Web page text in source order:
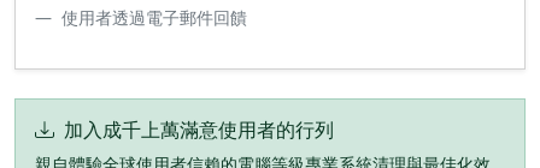
使用者透過電子郵件回饋
加入成千上萬滿意使用者的行列